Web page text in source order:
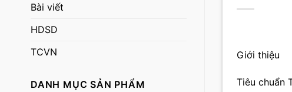
Bài viết
HDSD
TCVN
DANH MỤC SẢN PHẨM
Giới thiệu
Tiêu chuẩn